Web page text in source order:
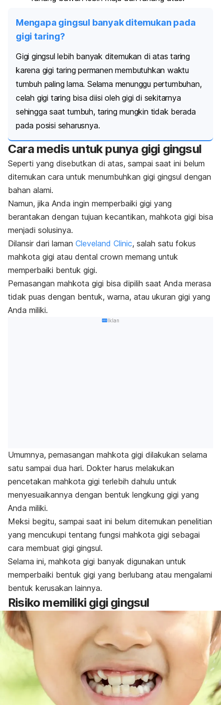
Mengapa gingsul banyak ditemukan pada
gigi taring?
Gigi gingsul lebih banyak ditemukan di atas taring
karena gigi taring permanen membutuhkan waktu
tumbuh paling lama. Selama menunggu pertumbuhan,
celah gigi taring bisa diisi oleh gigi di sekitarnya
sehingga saat tumbuh, taring mungkin tidak berada
pada posisi seharusnya.
Cara medis untuk punya gigi gingsul
Seperti yang disebutkan di atas, sampai saat ini belum
ditemukan cara untuk menumbuhkan gigi gingsul dengan
bahan alami.
Namun, jika Anda ingin memperbaiki gigi yang
berantakan dengan tujuan kecantikan, mahkota gigi bisa
menjadi solusinya.
Dilansir dari laman Cleveland Clinic, salah satu fokus
mahkota gigi atau dental crown memang untuk
memperbaiki bentuk gigi.
Pemasangan mahkota gigi bisa dipilih saat Anda merasa
tidak puas dengan bentuk, warna, atau ukuran gigi yang
Anda miliki.
Iklan
Umumnya, pemasangan mahkota gigi dilakukan selama
satu sampai dua hari. Dokter harus melakukan
pencetakan mahkota gigi terlebih dahulu untuk
menyesuaikannya dengan bentuk lengkung gigi yang
Anda miliki.
Meksi begitu, sampai saat ini belum ditemukan penelitian
yang mencukupi tentang fungsi mahkota gigi sebagai
cara membuat gigi gingsul.
Selama ini, mahkota gigi banyak digunakan untuk
memperbaiki bentuk gigi yang berlubang atau mengalami
bentuk kerusakan lainnya.
Risiko memiliki gigi gingsul